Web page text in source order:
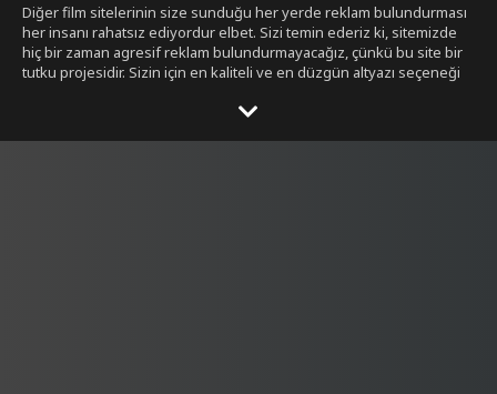
Diğer film sitelerinin size sunduğu her yerde reklam bulundurması
her insanı rahatsız ediyordur elbet. Sizi temin ederiz ki, sitemizde
hiç bir zaman agresif reklam bulundurmayacağız, çünkü bu site bir
tutku projesidir. Sizin için en kaliteli ve en düzgün altyazı seçeneği